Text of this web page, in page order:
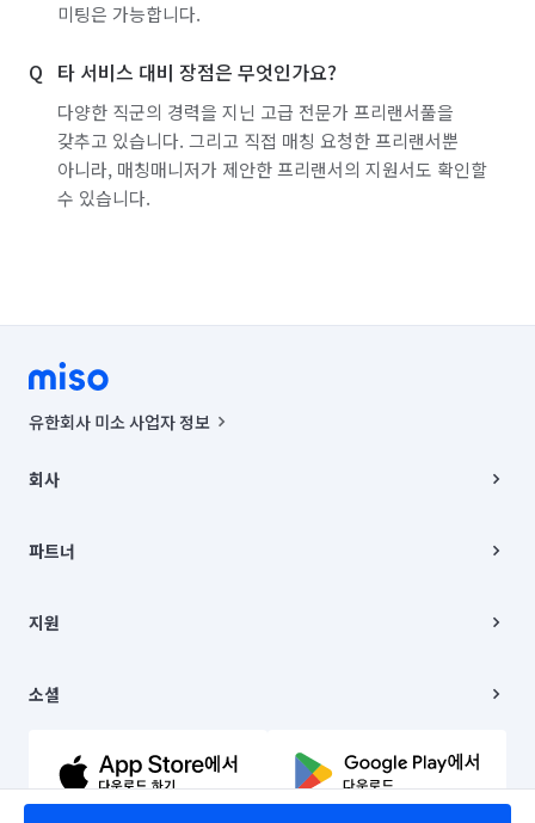
미팅은 가능합니다.
타 서비스 대비 장점은 무엇인가요?
다양한 직군의 경력을 지닌 고급 전문가 프리랜서풀을
갖추고 있습니다. 그리고 직접 매칭 요청한 프리랜서뿐
아니라, 매칭매니저가 제안한 프리랜서의 지원서도 확인할
수 있습니다.
유한회사 미소 사업자 정보
00019 |
주소 | 본사: 서울특별시 종로구 율곡로 6(중학동, 트윈트리빌딩) B동 5층
컨택센터 : 서울특별시 종로구 수송동 율곡로 24, 7층, 8층 미소
상품, 상품정보, 거래에 관한 의무와 책임은 거래당사자에게 있습니다.
언론 보도 관련 문의:
© 유한회사 미소. Miso, Inc. All Rights Reserved.
회사
채용
파트너
이사
지원
이용약관
문의하기
소셜
유튜브